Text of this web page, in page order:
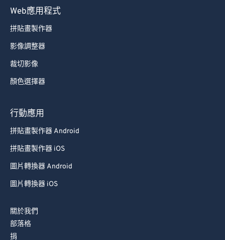
Web應用程式
拼貼畫製作器
影像調整器
裁切影像
顏色選擇器
行動應用
拼貼畫製作器 Android
拼貼畫製作器 iOS
圖片轉換器 Android
圖片轉換器 iOS
關於我們
部落格
捐